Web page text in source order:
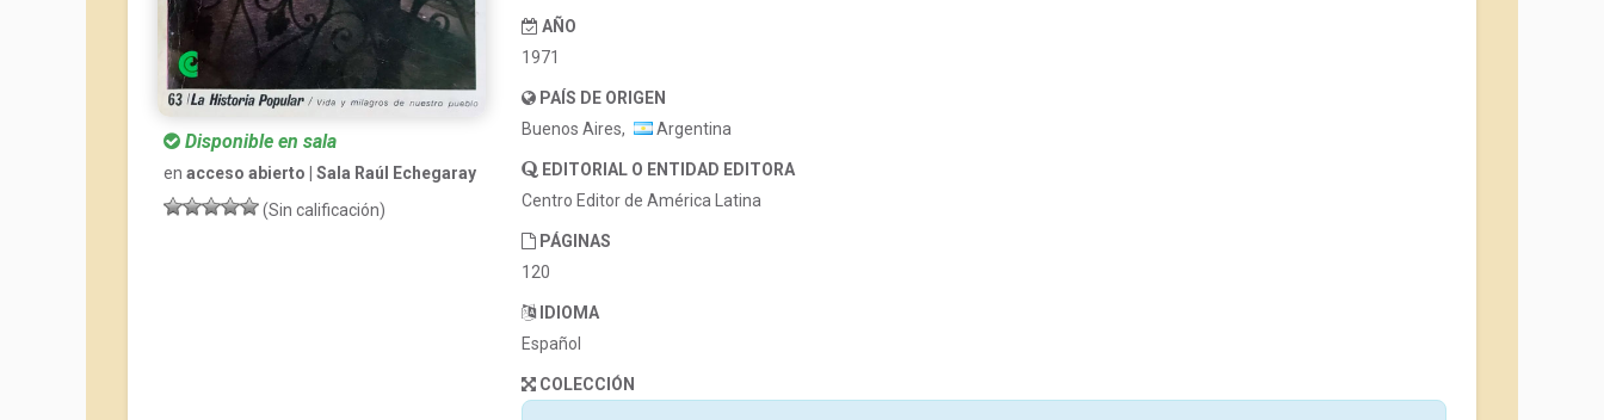
Disponible en sala
en acceso abierto | Sala Raúl Echegaray
(Sin calificación)
AÑO
1971
PAÍS DE ORIGEN
Buenos Aires,
Argentina
EDITORIAL O ENTIDAD EDITORA
Centro Editor de América Latina
PÁGINAS
120
IDIOMA
Español
COLECCIÓN